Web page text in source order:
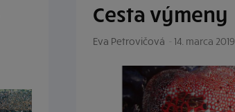
Cesta výmeny
Eva Petrovičová - 14. marca 2019